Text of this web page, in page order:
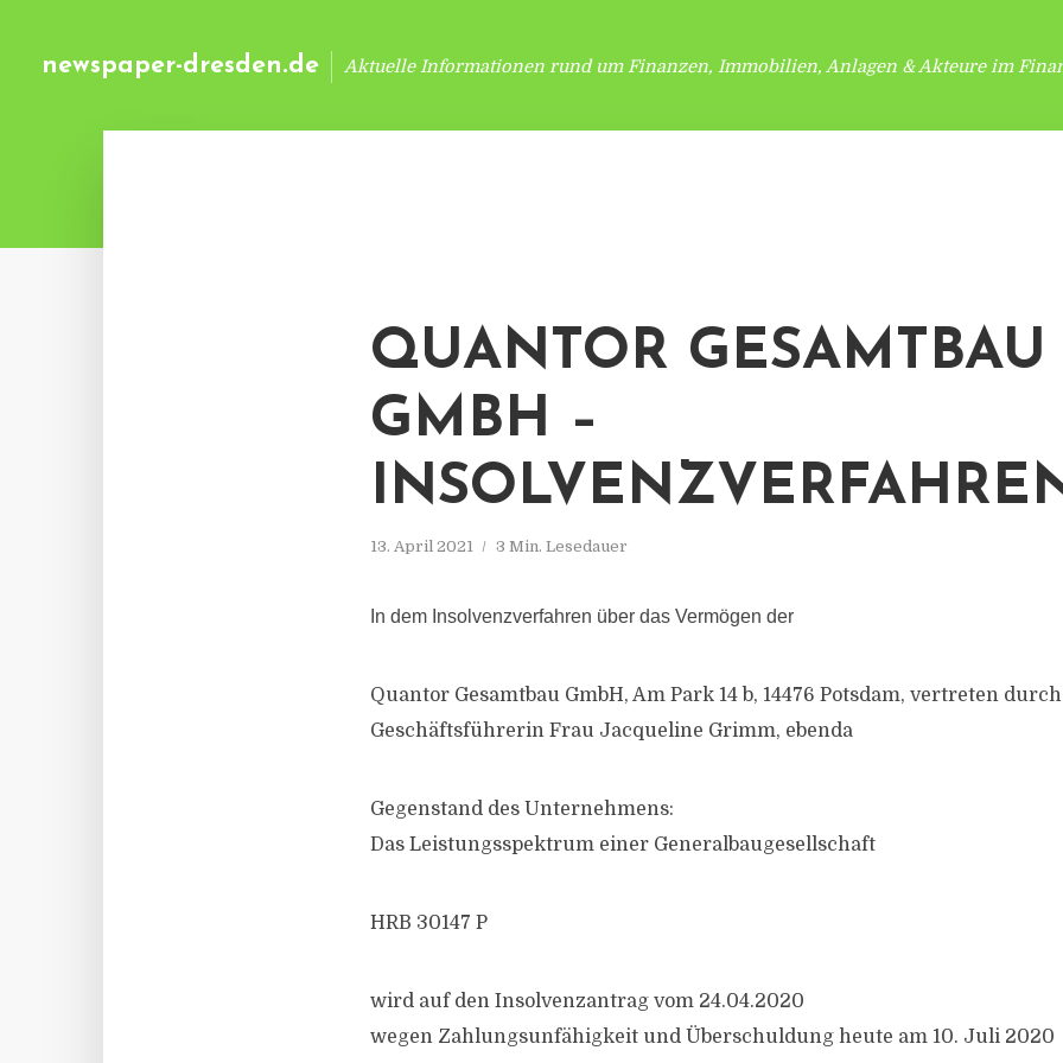
newspaper-dresden.de Aktuelle Informationen rund um Finanzen, Immobilien, Anlagen & Akteure im
QUANTOR GESAMTBAU
GMBH –
13. April 2021 3 Min. Lesedauer
In dem Insolvenzverfahren über das Vermögen der
Quantor Gesamtbau GmbH, Am Park 14 b, 14476 Potsdam, vertreten
Geschäftsführerin Frau Jacqueline Grimm, ebenda
Gegenstand des Unternehmens:
Das Leistungsspektrum einer Generalbaugesellschaft
HRB 30147 P
wird auf den Insolvenzantrag vom 24.04.2020
wegen Zahlungsunfähigkeit und Überschuldung heute am 10. Juli 2020